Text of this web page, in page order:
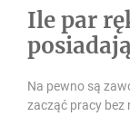
Ile par
Na pewno są
zacząć pracy bez